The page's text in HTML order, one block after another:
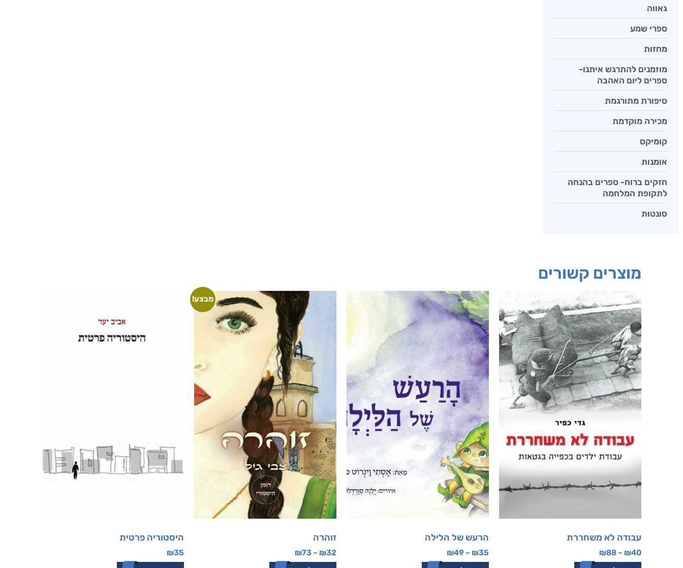
גאווה
ספרי שמע
מחזות
מוזמנים להתרגש איתנו-
ספרים ליום האהבה
סיפורת מתורגמת
מכירה מוקדמת
קומיקס
אומנות
חזקים ברוח- ספרים בהנחה
לתקופת המלחמה
סונטות
מוצרים קשורים
עבודה לא משחררת
₪40
–
₪88
הרעש של הלילה
₪35
–
₪49
מבצע!
זוהרה
₪32
–
₪73
היסטוריה פרטית
₪35